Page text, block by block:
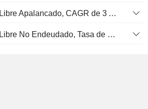
Flujo de Caja Libre Apalancado, CAGR de 3 Años %
Flujo de Caja Libre No Endeudado, Tasa de Crecimiento Anual Compuesta de 3 Años %